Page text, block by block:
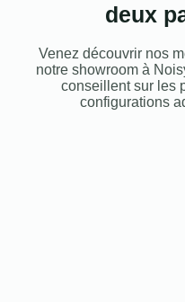
deux
Venez découvrir nos
notre showroom à
conseillent sur les
configurations